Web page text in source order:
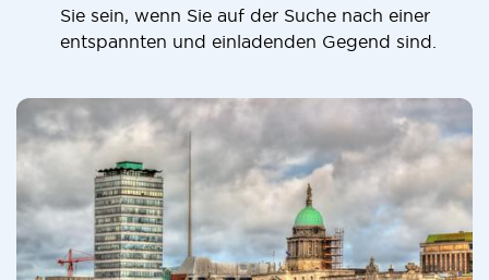
Sie sein, wenn Sie auf der Suche nach einer
entspannten und einladenden Gegend sind.